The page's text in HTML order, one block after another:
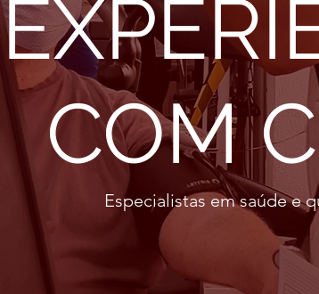
COM
Especialistas em saúde e